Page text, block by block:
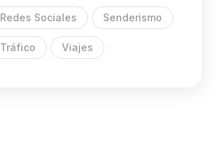
Redes Sociales Senderismo
Tráfico Viajes